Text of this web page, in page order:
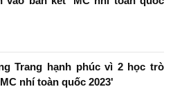
Trang hạnh phúc vì 2 học trò
nhí toàn quốc 2023'